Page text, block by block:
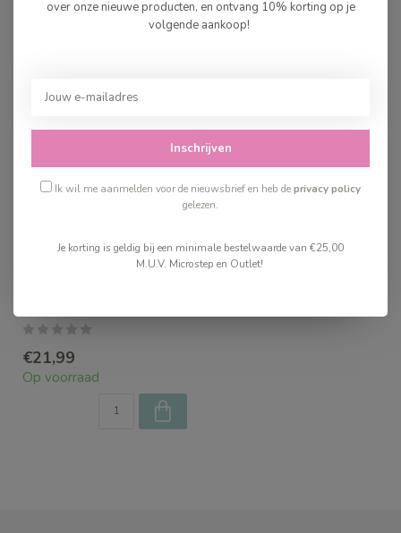
€21,99
Op voorraad
over onze nieuwe producten, en ontvang 10% korting op je
volgende aankoop!
Inschrijven
Ik wil me aanmelden voor de nieuwsbrief en heb deprivacy policy
gelezen.
Je korting is geldig bij een minimale bestelwaarde van €25,00
M.U.V. Microstep en Outlet!